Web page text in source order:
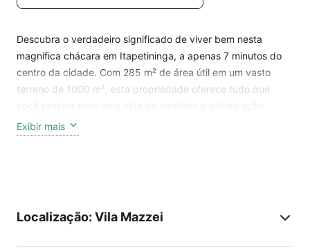
Descubra o verdadeiro significado de viver bem nesta
magnífica chácara em Itapetininga, a apenas 7 minutos do
centro da cidade. Com 285 m² de área útil em um vasto
terreno de 1000 m², esta propriedade oferece tudo que
Espaços amplos e confortáveis: Com 4 dormitórios, incluindo
banheiros, uma cozinha prática, varandas acolhedoras, e
Exibir mais
Localização: Vila Mazzei